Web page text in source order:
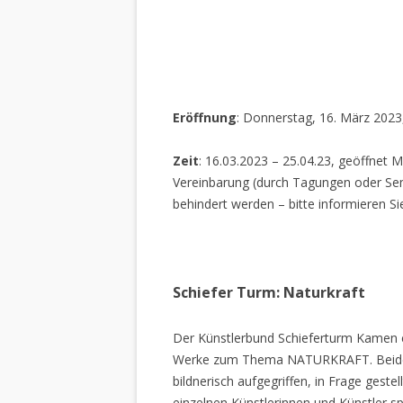
Eröffnung: Donnerstag, 16. März
Zeit: 16.03.2023 – 25.04.23, geöffnet
Vereinbarung (durch Tagungen oder
behindert werden – bitte informieren
Schiefer Turm: Naturkraft
Der Künstlerbund Schieferturm
Werke zum Thema NATURKRAFT.
bildnerisch aufgegriffen, in Frage